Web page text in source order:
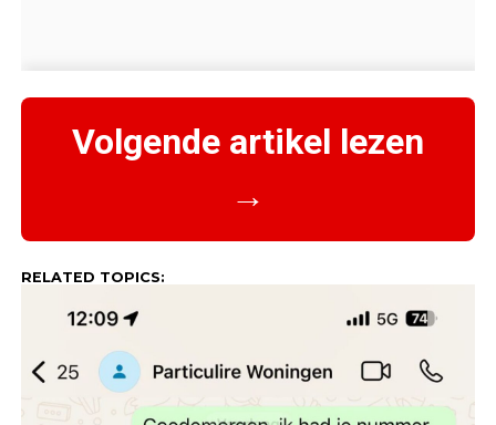
Volgende artikel lezen
→
RELATED TOPICS: